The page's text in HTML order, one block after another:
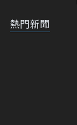
熱門新聞